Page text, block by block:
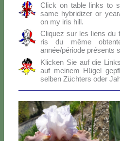
Click on ta­ble links to
sa­me hy­bri­di­zer or
on my iris hill.
Cli­quez sur les liens du
ris du mê­me
année/période pré­sen­ts
Klic­ken Sie auf die
auf mei­nem Hü­gel
sel­ben Zü­ch­ters oder